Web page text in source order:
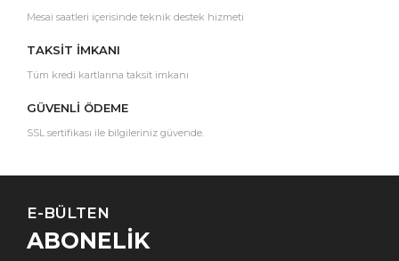
Mesai saatleri içerisinde teknik destek hizmeti
TAKSİT İMKANI
Tüm kredi kartlarına taksit imkanı
GÜVENLİ ÖDEME
SSL sertifikası ile bilgileriniz güvende.
E-BÜLTEN
ABONELİK